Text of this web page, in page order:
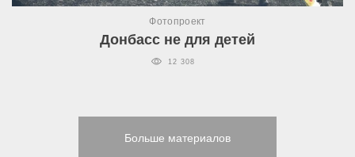
Фотопроект
Донбасс не для детей
12 308
Больше материалов